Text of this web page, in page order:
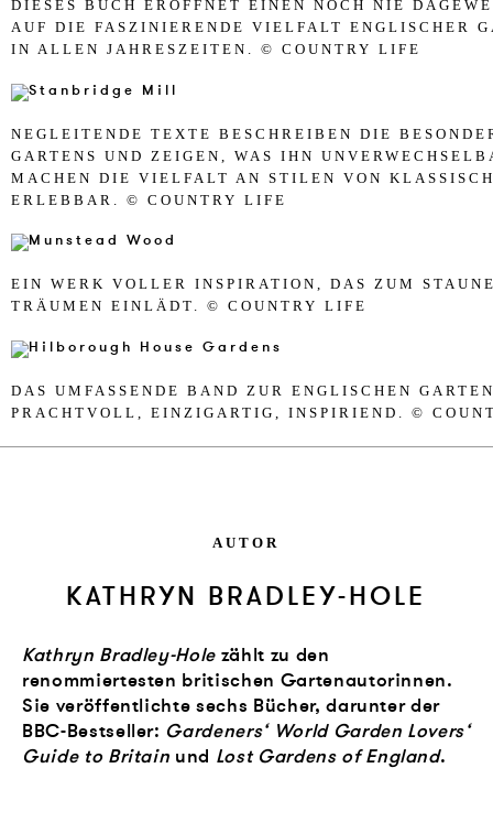
DIE­SES BUCH ERÖFF­NET EI­NEN NOCH NIE
AUF DIE FASZ­I­NIE­RENDE VIEL­FALT ENG­LI­SCHER
IN AL­LEN JAH­RESZEI­TEN. © COUN­TRY LIFE
NE­GLEI­TEN­DE TEX­TE BES­CHREI­BEN DIE
GAR­TENS UND ZEI­GEN, WAS IHN
MA­CHEN DIE VIEL­FALT AN STI­LEN VON
ER­LEB­BAR. © COUN­TRY LIFE
EIN WERK VOL­LER IN­SPIRA­TI­ON, DAS ZUM
TRÄUMEN EINLÄDT. © COUN­TRY LIFE
DAS UM­FASSEN­DE BAND ZUR ENG­LI­SCHEN
PRACHT­VOLL, EIN­ZI­GAR­TIG, IN­SPI­RI­END. ©
AUTOR
KATHRYN BRADLEY-HOLE
Kathryn Bradley-Hole zählt zu den
renommiertesten britischen Gartenautorinnen.
Sie veröffentlichte sechs Bücher, darunter der
BBC-Bestseller: Gardeners‘ World Garden Lovers‘
Guide to Britain und Lost Gardens of England.